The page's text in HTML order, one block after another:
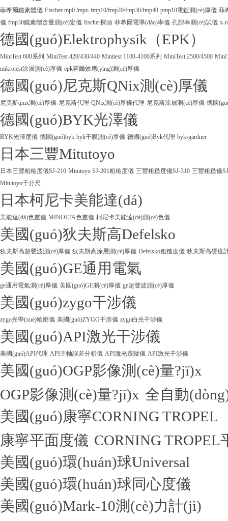
菲希爾鐵素體儀 Fischer mp0 /mpo fmp10/fmp20/fmp30/fmp40 pmp10電鍍測(cè)厚儀 菲
儀 fmp30鐵素體含量測(cè)定儀 fischer探頭 菲希爾電導(dǎo)率儀 孔隙率測(cè)試儀 x-
德國(guó)Elektrophysik（EPK）
MiniTest 600系列 MiniTest 420/430/440 Minitest 1100-4100系列 MiniTest 2500/4500
mikrotest涂層測(cè)厚儀 epk霍爾效應(yīng)測(cè)厚儀
德國(guó)尼克斯QNix測(cè)厚儀
尼克斯qnix測(cè)厚儀 尼克斯代理 QNix測(cè)厚儀代理 尼克斯涂層測(cè)厚儀 德國
德國(guó)BYK光澤儀
BYK光澤度儀 德國(guó)byk byk干膜測(cè)厚儀 德國(guó)Byk代理 byk-gardner
日本三豐Mitutoyo
日本三豐粗糙度儀SJ-210 Mitutoyo SJ-201粗糙度儀 三豐粗糙度儀SJ-310 三豐粗糙儀
Mitutoyo千分尺
日本柯尼卡美能達(dá)
美能達(dá)色差儀 MINOLTA色差儀 柯尼卡美能達(dá)測(cè)色儀
美國(guó)狄夫斯高Defelsko
狄夫斯高超聲波測(cè)厚儀 狄夫斯高涂層測(cè)厚儀 Defelsko粗糙度儀 狄夫斯高硬度
美國(guó)GE通用電氣
ge通用電氣測(cè)厚儀 美國(guó)GE測(cè)厚儀 ge超聲波測(cè)厚儀
美國(guó)zygo干涉儀
zygo光學(xué)輪廓儀 美國(guó)ZYGO干涉儀 zygo白光干涉儀
美國(guó)API激光干涉儀
美國(guó)API代理 API主軸誤差分析儀 API激光跟蹤儀 API激光干涉儀
美國(guó)OGP影像測(cè)量?jī)x
OGP影像測(cè)量?jī)x 全自動
美國(guó)康寧CORNING TROPEL
康寧平面度儀 CORNING TROPEL
美國(guó)環(huán)球Universal
美國(guó)環(huán)球同心度儀
美國(guó)Mark-10測(cè)力計(jì)